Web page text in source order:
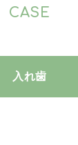
CASE
入れ歯